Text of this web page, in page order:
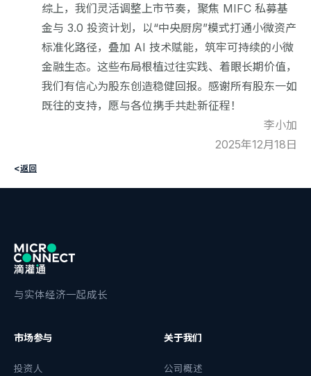
综上，我们灵活调整上市节奏，聚焦 MIFC 私募基
金与 3.0 投资计划，以“中央厨房”模式打通小微资产
标准化路径，叠加 AI 技术赋能，筑牢可持续的小微
金融生态。这些布局根植过往实践、着眼长期价值，
我们有信心为股东创造稳健回报。感谢所有股东一如
既往的支持，愿与各位携手共赴新征程！
李小加
2025年12月18日
<返回
与实体经济一起成长
市场参与
投资人
关于我们
公司概述